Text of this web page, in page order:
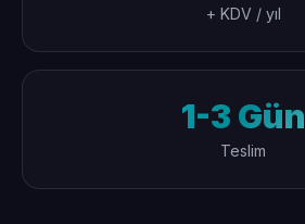
+ KDV / yıl
1-3 Gün
Teslim